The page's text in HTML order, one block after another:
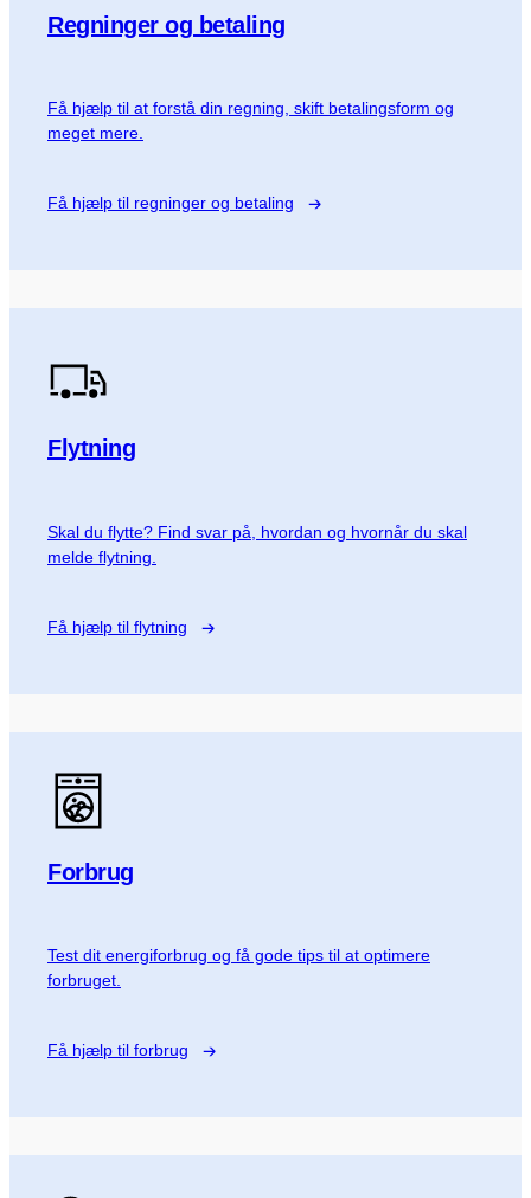
Regninger og betaling
Få hjælp til at forstå din regning, skift betalingsform og
meget mere.
Få hjælp til regninger og betaling
Flytning
Skal du flytte? Find svar på, hvordan og hvornår du skal
melde flytning.
Få hjælp til flytning
Forbrug
Test dit energiforbrug og få gode tips til at optimere
forbruget.
Få hjælp til forbrug